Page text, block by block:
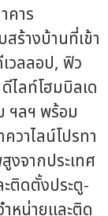
คาร
ร้างบ้านที่เข้า
วลลอป, ฟิว
ไลท์โฮมบิลเด
ฯลฯ พร้อม
วาไลน์โปรทา
งจากประเทศ
ติดตั้งประตู-
หน่ายและติด